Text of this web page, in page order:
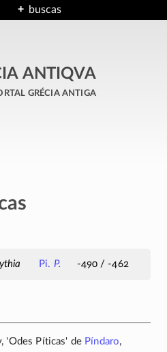
buscas
ANTIQVA
grécia antiga
Pi. P. -490 / -462
'Odes Píticas' de Píndaro,